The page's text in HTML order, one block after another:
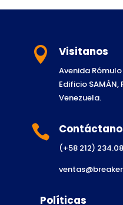
 Visitanos
Avenida
Edificio SAMÁN,
Venezuela.

(+58 212)
Políticas